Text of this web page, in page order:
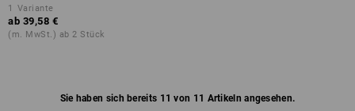
1 Variante
ab 39,58 €
(m. MwSt.) ab 2 Stück
Sie haben sich bereits 11 von 11 Artikeln angesehen.